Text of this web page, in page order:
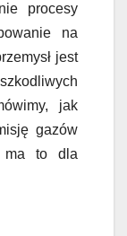
procesy
na
jest
jak
gazów
ma to dla